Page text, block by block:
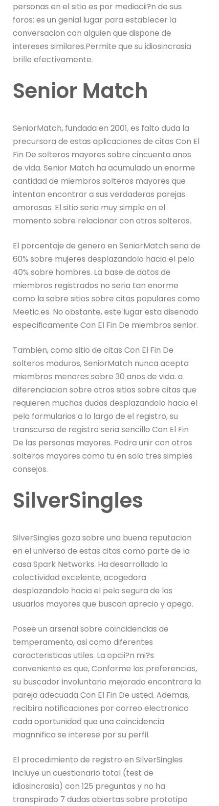
personas en el sitio es por mediacii?n de sus
foros: es un genial lugar para establecer la
conversacion con alguien que dispone de
intereses similares.Permite que su idiosincrasia
brille efectivamente.
Senior Match
SeniorMatch, fundada en 2001, es falto duda la
precursora de estas aplicaciones de citas Con El
Fin De solteros mayores sobre cincuenta anos
de vida. Senior Match ha acumulado un enorme
cantidad de miembros solteros mayores que
intentan encontrar a sus verdaderas parejas
amorosas. El sitio seri­a muy simple en el
momento sobre relacionar con otros solteros.
El porcentaje de genero en SeniorMatch seri­a de
60% sobre mujeres desplazandolo hacia el pelo
40% sobre hombres. La base de datos de
miembros registrados no seri­a tan enorme
como la sobre sitios sobre citas populares como
Meetic.es. No obstante, este lugar esta disenado
especificamente Con El Fin De miembros senior.
Tambien, como sitio de citas Con El Fin De
solteros maduros, SeniorMatch nunca acepta
miembros menores sobre 30 anos de vida. a
diferenciacion sobre otros sitios sobre citas que
requieren muchas dudas desplazandolo hacia el
pelo formularios a lo largo de el registro, su
transcurso de registro seri­a sencillo Con El Fin
De las personas mayores. Podra unir con otros
solteros mayores como tu en solo tres simples
consejos.
SilverSingles
SilverSingles goza sobre una buena reputacion
en el universo de estas citas como parte de la
casa Spark Networks. Ha desarrollado la
colectividad excelente, acogedora
desplazandolo hacia el pelo segura de los
usuarios mayores que buscan aprecio y apego.
Posee un arsenal sobre coincidencias de
temperamento, asi como diferentes
caracteristicas utiles. La opcii?n mi?s
conveniente es que, Conforme las preferencias,
su buscador involuntario mejorado encontrara la
pareja adecuada Con El Fin De usted. Ademas,
recibira notificaciones por correo electronico
cada oportunidad que una coincidencia
magnnifica se interese por su perfil.
El procedimiento de registro en SilverSingles
incluye un cuestionario total (test de
idiosincrasia) con 125 preguntas y no ha
transpirado 7 dudas abiertas sobre prototipo